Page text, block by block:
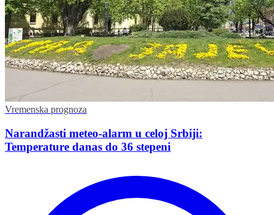
Vremenska prognoza
Narandžasti meteo-alarm u celoj Srbiji:
Temperature danas do 36 stepeni